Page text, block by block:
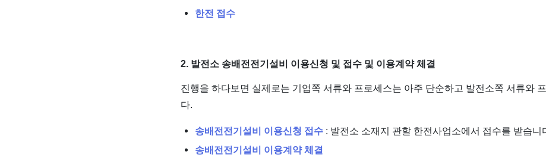
한전 접수
2. 발전소 송배전전기설비 이용신청 및 접수 및 이용계약 체결
진행을 하다보면 실제로는 기업쪽 서류와 프로세스는 아주 단순하고 발전소쪽 서류와
다.
송배전전기설비 이용신청 접수 : 발전소 소재지 관할 한전사업소에서 접수를 받습니
송배전전기설비 이용계약 체결